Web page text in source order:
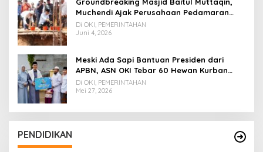
Muchendi Ajak Perusahaan Pedamaran
Timur Turut Bantu
Di OKI, PEMERINTAHAN
Juni 4, 2026
Meski Ada Sapi Bantuan Presiden dari
APBN, ASN OKI Tebar 60 Hewan Kurban
Tanpa Gunakan APBD
Di OKI, PEMERINTAHAN
Mei 27, 2026
PENDIDIKAN